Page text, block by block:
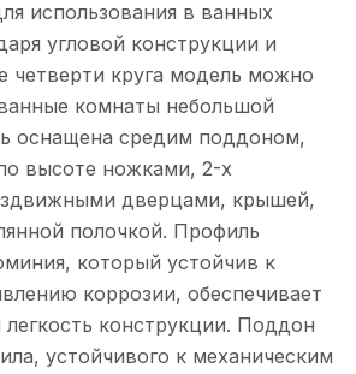
использования в ванных
угловой конструкции и
четверти круга модель можно
комнаты небольшой
оснащена средим поддоном,
высоте ножками, 2-х
дверцами, крышей,
полочкой. Профиль
который устойчив к
коррозии, обеспечивает
легкость конструкции. Поддон
устойчивого к механическим